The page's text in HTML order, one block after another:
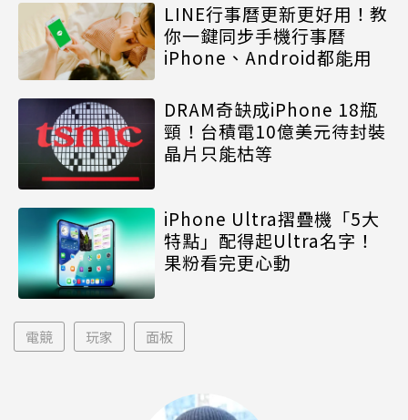
LINE行事曆更新更好用！教
你一鍵同步手機行事曆
iPhone、Android都能用
DRAM奇缺成iPhone 18瓶
頸！台積電10億美元待封裝
晶片只能枯等
iPhone Ultra摺疊機「5大
特點」配得起Ultra名字！
果粉看完更心動
電競 玩家 面板